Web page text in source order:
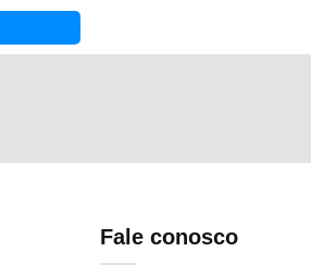
Fale conosco